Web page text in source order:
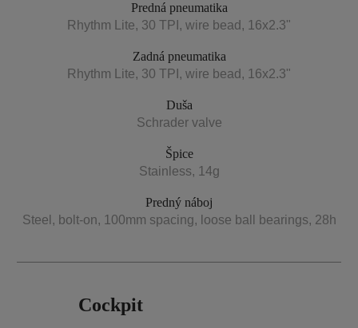
Predná pneumatika
Rhythm Lite, 30 TPI, wire bead, 16x2.3"
Zadná pneumatika
Rhythm Lite, 30 TPI, wire bead, 16x2.3"
Duša
Schrader valve
Špice
Stainless, 14g
Predný náboj
Steel, bolt-on, 100mm spacing, loose ball bearings, 28h
Cockpit